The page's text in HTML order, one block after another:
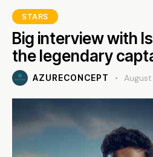
STARS
Big interview with
the legendary
AZURECONCEPT